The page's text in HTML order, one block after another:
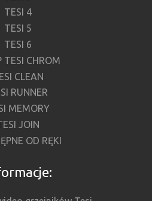
TESI 4
TESI 5
TESI 6
TESI CHROM
CLEAN
RUNNER
MEMORY
JOIN
OD RĘKI